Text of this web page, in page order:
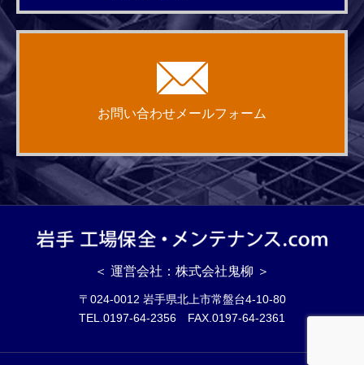
お問い合わせメールフォーム
＜ 運営会社：株式会社鬼柳 ＞
〒024-0012 岩手県北上市常盤台4-10-80
TEL.0197-64-2356 FAX.0197-64-2361